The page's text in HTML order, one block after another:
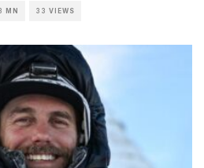
MN 33 VIEWS